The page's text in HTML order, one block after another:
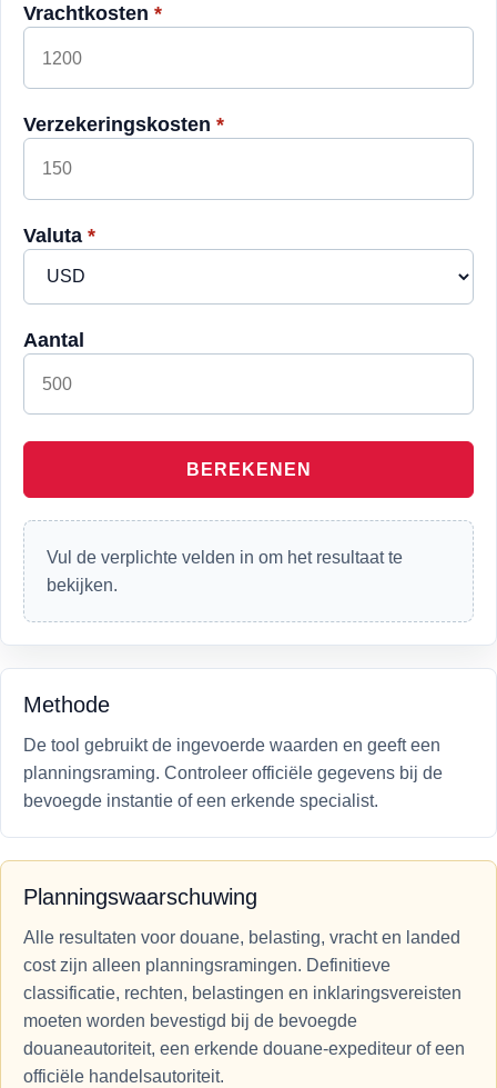
Vrachtkosten *
Verzekeringskosten *
Valuta *
Aantal
BEREKENEN
Vul de verplichte velden in om het resultaat te
bekijken.
Methode
De tool gebruikt de ingevoerde waarden en geeft een
planningsraming. Controleer officiële gegevens bij de
bevoegde instantie of een erkende specialist.
Planningswaarschuwing
Alle resultaten voor douane, belasting, vracht en landed
cost zijn alleen planningsramingen. Definitieve
classificatie, rechten, belastingen en inklaringsvereisten
moeten worden bevestigd bij de bevoegde
douaneautoriteit, een erkende douane-expediteur of een
officiële handelsautoriteit.